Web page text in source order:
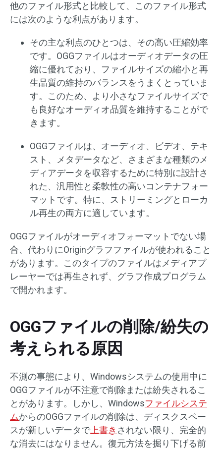
他のファイル形式と比較して、このファイル形式
には次のような利点があります。
その主な利点のひとつは、その高い圧縮効率
です。OGGファイルはオーディオデータの圧
縮に優れており、ファイルサイズの縮小と再
生品質の維持のバランスをうまくとっていま
す。このため、より小さなファイルサイズで
も良好なオーディオ品質を維持することがで
きます。
OGGファイルは、オーディオ、ビデオ、テキ
スト、メタデータなど、さまざまな種類のメ
ディアデータを収容するために特別に設計さ
れた、汎用性と柔軟性の高いコンテナフォー
マットです。特に、ストリーミングとローカ
ル再生の両方に適しています。
OGGファイルがオーディオフォーマットでない場
合、代わりにOriginグラフファイルが使われること
があります。このタイプのファイルはメディアプ
レーヤーでは再生されず、グラフ作成プログラム
で開かれます。
OGGファイルの削除/紛失の
考えられる原因
不測の事態により、Windowsシステムの使用中に
OGGファイルが不注意で削除または紛失されるこ
とがあります。しかし、Windowsファイルシステ
ムからのOGGファイルの削除は、ディスクスペー
スが新しいデータで上書き されない限り、完全的
な消去にはなりません。復元方法を掘り下げる前